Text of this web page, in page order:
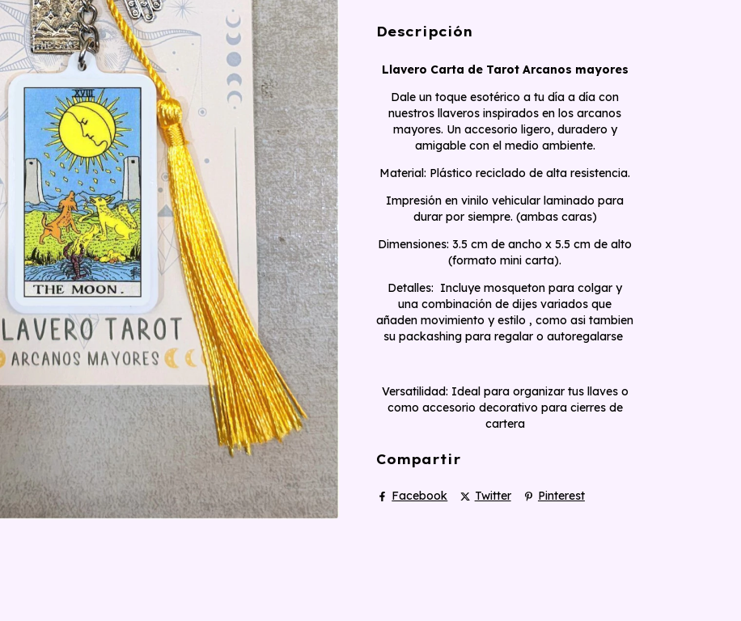
Descripción
Llavero Carta de Tarot Arcanos mayores
​Dale un toque esotérico a tu día a día con
nuestros llaveros inspirados en los arcanos
mayores. Un accesorio ligero, duradero y
amigable con el medio ambiente.
​Material: Plástico reciclado de alta resistencia.
Impresión en vinilo vehicular laminado para
durar por siempre. (ambas caras)
​Dimensiones: 3.5 cm de ancho x 5.5 cm de alto
(formato mini carta).
​Detalles: Incluye mosqueton para colgar y
una combinación de dijes variados que
añaden movimiento y estilo , como asi tambien
su packashing para regalar o autoregalarse
​Versatilidad: Ideal para organizar tus llaves o
como accesorio decorativo para cierres de
cartera
Compartir
Facebook Twitter Pinterest